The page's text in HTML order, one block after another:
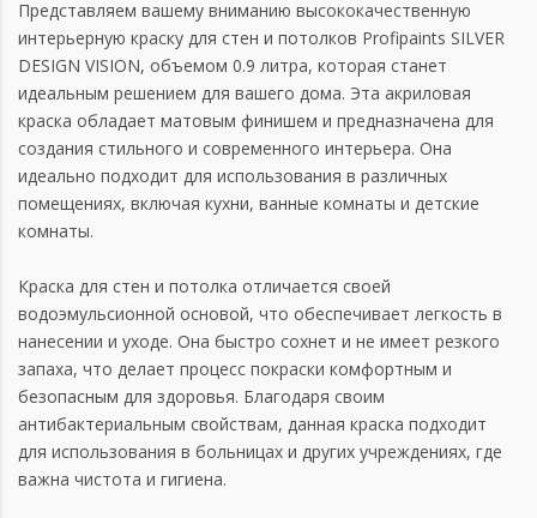
Представляем вашему вниманию высококачественную
интерьерную краску для стен и потолков Profipaints SILVER
DESIGN VISION, объемом 0.9 литра, которая станет
идеальным решением для вашего дома. Эта акриловая
краска обладает матовым финишем и предназначена для
создания стильного и современного интерьера. Она
идеально подходит для использования в различных
помещениях, включая кухни, ванные комнаты и детские
комнаты.
Краска для стен и потолка отличается своей
водоэмульсионной основой, что обеспечивает легкость в
нанесении и уходе. Она быстро сохнет и не имеет резкого
запаха, что делает процесс покраски комфортным и
безопасным для здоровья. Благодаря своим
антибактериальным свойствам, данная краска подходит
для использования в больницах и других учреждениях, где
важна чистота и гигиена.